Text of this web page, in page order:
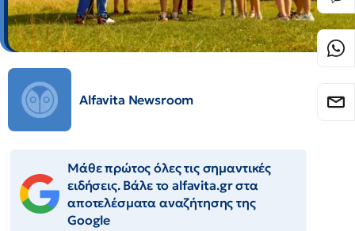
Alfavita Newsroom
Μάθε πρώτος όλες τις σημαντικές
ειδήσεις. Βάλε το alfavita.gr στα
αποτελέσματα αναζήτησης της
Google